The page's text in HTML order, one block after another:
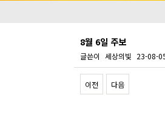
8월 6일 주보
글쓴이 세상의빛 23-08-
이전 다음